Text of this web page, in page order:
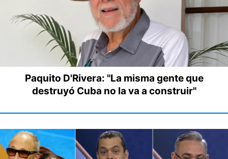
Paquito D'Rivera: "La misma gente que
destruyó Cuba no la va a construir"